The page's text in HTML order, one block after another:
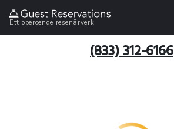
Ett oberoende resenärverk
(833) 312-6166